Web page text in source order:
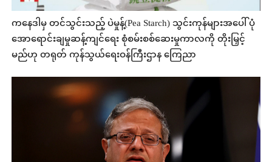
ကနေဒါမှ တင်သွင်းသည့် ပဲမှုန့်(Pea Starch) သွင်းကုန်များအပေါ် ပုံ
အောရောင်းချမှုဆန့်ကျင်ရေး စုံစမ်းစစ်ဆေးမှုကာလကို တိုးမြှင့်
မည်ဟု တရုတ် ကုန်သွယ်ရေးဝန်ကြီးဌာန ကြေညာ